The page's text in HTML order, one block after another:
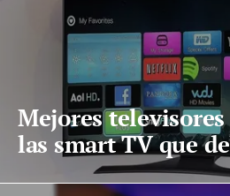
Mejores
las smart TV que